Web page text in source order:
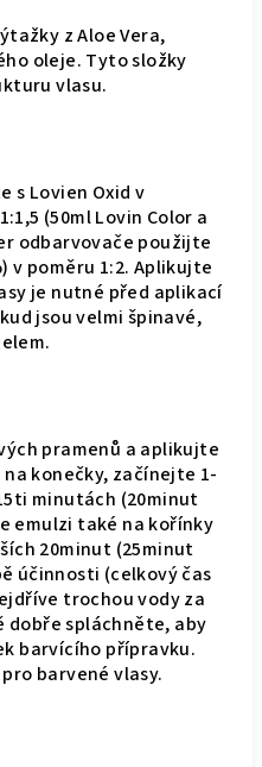
z Aloe Vera,
oleje. Tyto složky
vlasu.
s Lovien Oxid v
(50ml Lovin Color a
odbarvovače použijte
v poměru 1:2. Aplikujte
je nutné před aplikací
jsou velmi špinavé,
pramenů a aplikujte
konečky, začínejte 1-
minutách (20minut
emulzi také na kořínky
20minut (25minut
účinnosti (celkový čas
trochou vody za
dobře spláchněte, aby
barvícího přípravku.
barvené vlasy.